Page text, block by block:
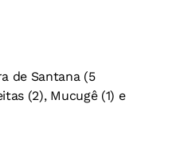
de Santana (5
(2), Mucugê (1) e